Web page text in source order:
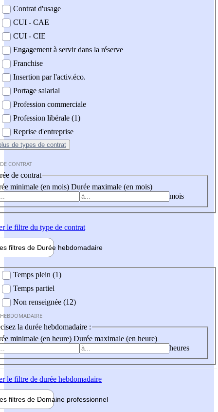
Contrat d'usage
CUI - CAE
CUI - CIE
Engagement à servir dans la réserve
Franchise
Insertion par l'activ.éco.
Portage salarial
Profession commerciale
Profession libérale (1)
Reprise d'entreprise
de types de contrat
CONTRAT
de contrat
minimale (en mois) Durée maximale (en mois)
mois
le filtre du type de contrat
filtres de Durée hebdomadaire
Temps plein (1)
Temps partiel
Non renseignée (12)
la durée hebdomadaire :
minimale (en heure) Durée maximale (en heure)
heures
le filtre de durée hebdomadaire
filtres de Domaine professionnel